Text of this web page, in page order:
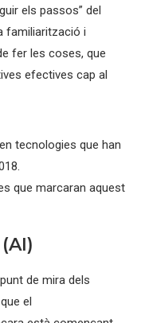
els passos” del
familiarització i
fer les coses, que
efectives cap al
tecnologies que han
que marcaran aquest
de mira dels
el